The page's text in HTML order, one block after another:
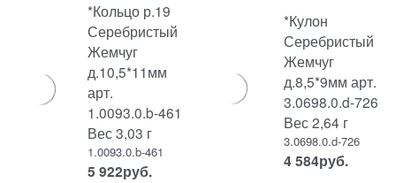
*Кольцо р.19
Серебристый
Жемчуг
д.10,5*11мм
арт.
1.0093.0.b-461
Вес 3,03 г
1.0093.0.b-461
5 922руб.
*Кулон
Серебристый
Жемчуг
д.8,5*9мм арт.
3.0698.0.d-726
Вес 2,64 г
3.0698.0.d-726
4 584руб.